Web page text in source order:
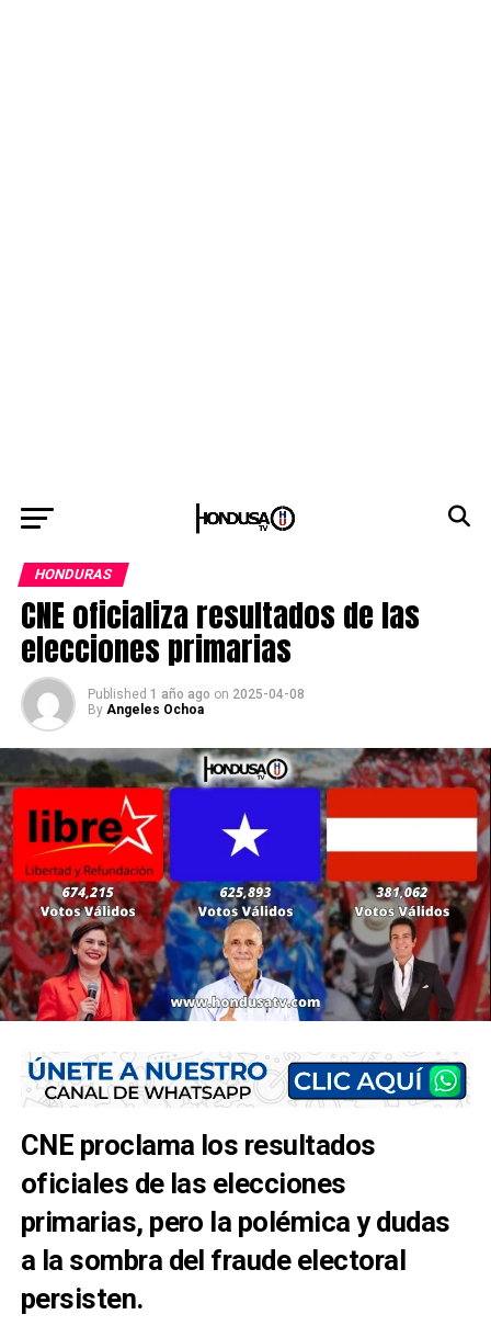
HONDURAS
CNE oficializa resultados de las
elecciones primarias
Published 1 año ago on 2025-04-08
By Angeles Ochoa
CNE proclama los resultados
oficiales de las elecciones
primarias, pero la polémica y dudas
a la sombra del fraude electoral
persisten.